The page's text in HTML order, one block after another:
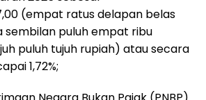
(empat ratus delapan belas
sembilan puluh empat ribu
puluh tujuh rupiah) atau secara
1,72%;